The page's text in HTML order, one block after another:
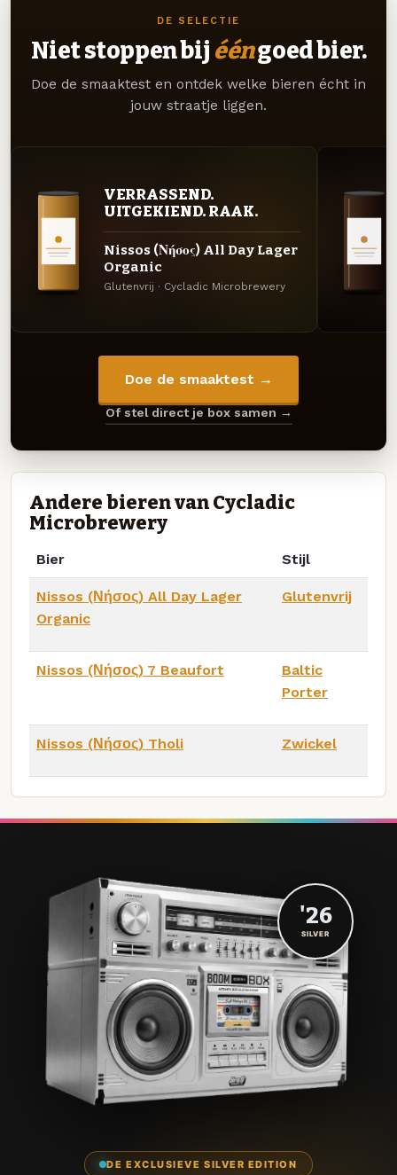
DE SELECTIE
Niet stoppen bij ééngoed bier.
Doe de smaaktest en ontdek welke bieren écht in
jouw straatje liggen.
VERRASSEND.
UITGEKIEND. RAAK.
Nissos (Νήσος) All Day Lager
Organic
Glutenvrij · Cycladic Microbrewery
Doe de smaaktest →
Of stel direct je box samen →
Andere bieren van Cycladic
Microbrewery
Bier Stijl
Nissos (Νήσος) All Day Lager
Organic
Glutenvrij
Nissos (Νήσος) 7 Beaufort
Baltic
Porter
Nissos (Νήσος) Tholi Zwickel
DE EXCLUSIEVE SILVER EDITION
'26
SILVER